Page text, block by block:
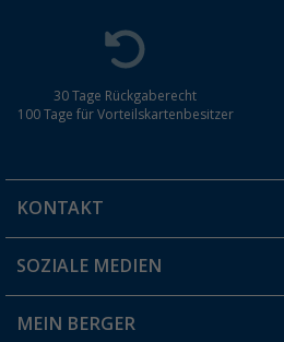
30 Tage Rückgaberecht
100 Tage für Vorteilskartenbesitzer
KONTAKT
Du hast eine Frage?
Filiale finden
SOZIALE MEDIEN
MEIN BERGER